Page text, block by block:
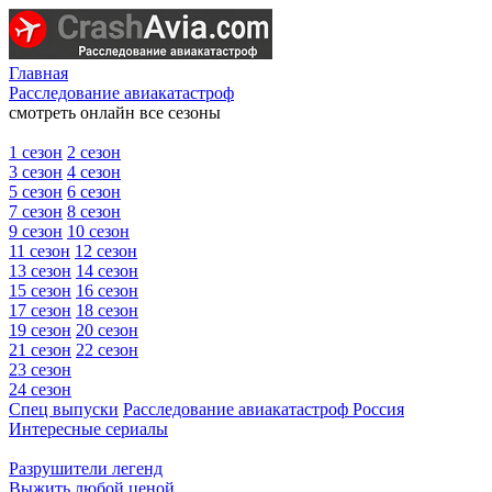
Главная
Расследование авиакатастроф
смотреть онлайн все сезоны
1 сезон 2 сезон
3 сезон 4 сезон
5 сезон 6 сезон
7 сезон 8 сезон
9 сезон 10 сезон
11 сезон 12 сезон
13 сезон 14 сезон
15 сезон 16 сезон
17 сезон 18 сезон
19 сезон 20 сезон
21 сезон 22 сезон
23 сезон
24 сезон
Спец выпуски Расследование авиакатастроф Россия
Интересные сериалы
Разрушители легенд
Выжить любой ценой